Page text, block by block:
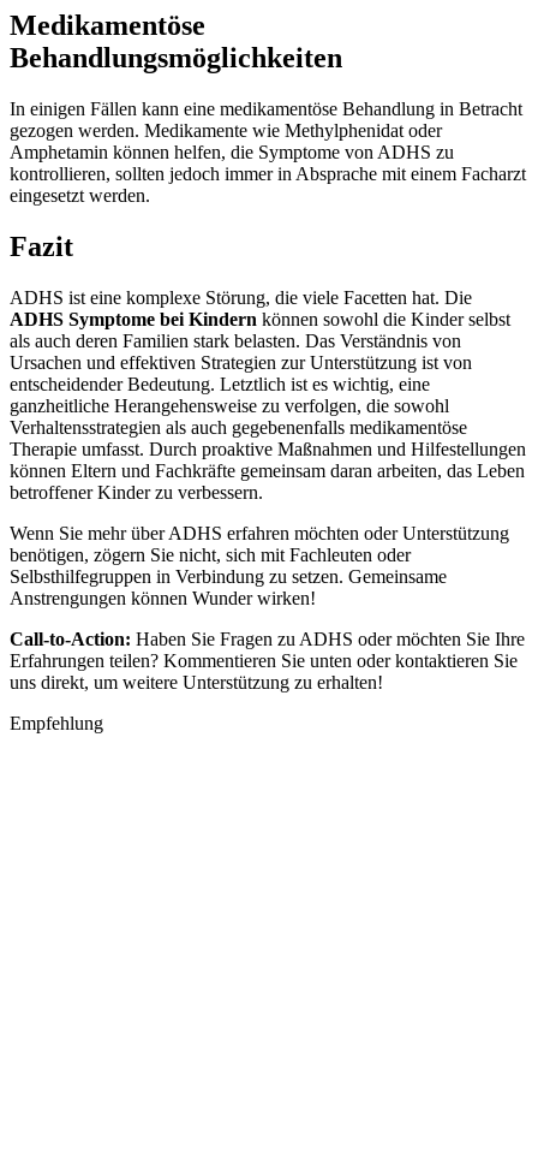
Medikamentöse
Behandlungsmöglichkeiten
In einigen Fällen kann eine medikamentöse Behandlung in Betracht
gezogen werden. Medikamente wie Methylphenidat oder
Amphetamin können helfen, die Symptome von ADHS zu
kontrollieren, sollten jedoch immer in Absprache mit einem Facharzt
eingesetzt werden.
Fazit
ADHS ist eine komplexe Störung, die viele Facetten hat. Die
ADHS Symptome bei Kindern können sowohl die Kinder selbst
als auch deren Familien stark belasten. Das Verständnis von
Ursachen und effektiven Strategien zur Unterstützung ist von
entscheidender Bedeutung. Letztlich ist es wichtig, eine
ganzheitliche Herangehensweise zu verfolgen, die sowohl
Verhaltensstrategien als auch gegebenenfalls medikamentöse
Therapie umfasst. Durch proaktive Maßnahmen und Hilfestellungen
können Eltern und Fachkräfte gemeinsam daran arbeiten, das Leben
betroffener Kinder zu verbessern.
Wenn Sie mehr über ADHS erfahren möchten oder Unterstützung
benötigen, zögern Sie nicht, sich mit Fachleuten oder
Selbsthilfegruppen in Verbindung zu setzen. Gemeinsame
Anstrengungen können Wunder wirken!
Call-to-Action: Haben Sie Fragen zu ADHS oder möchten Sie Ihre
Erfahrungen teilen? Kommentieren Sie unten oder kontaktieren Sie
uns direkt, um weitere Unterstützung zu erhalten!
Empfehlung